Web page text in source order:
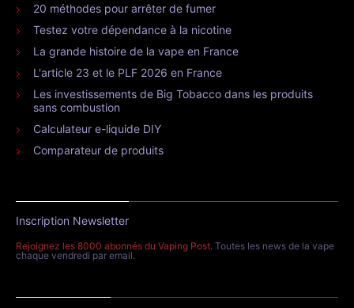
20 méthodes pour arrêter de fumer
Testez votre dépendance à la nicotine
La grande histoire de la vape en France
L'article 23 et le PLF 2026 en France
Les investissements de Big Tobacco dans les produits
sans combustion
Calculateur e-liquide DIY
Comparateur de produits
Inscription Newsletter
Rejoignez les 8000 abonnés du Vaping Post. Toutes les news de la vape
chaque vendredi par email.